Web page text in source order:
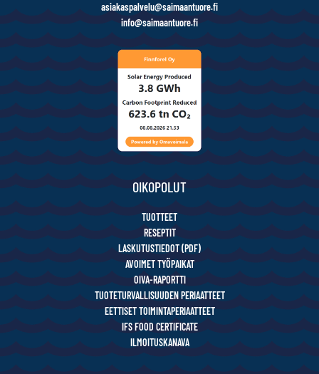
asiakaspalvelu@saimaantuore.fi
info@saimaantuore.fi
OIKOPOLUT
TUOTTEET
RESEPTIT
LASKUTUSTIEDOT (PDF)
AVOIMET TYÖPAIKAT
OIVA-RAPORTTI
TUOTETURVALLISUUDEN PERIAATTEET
EETTISET TOIMINTAPERIAATTEET
IFS FOOD CERTIFICATE
ILMOITUSKANAVA